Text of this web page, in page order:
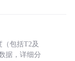
包括T2及
据，详细分